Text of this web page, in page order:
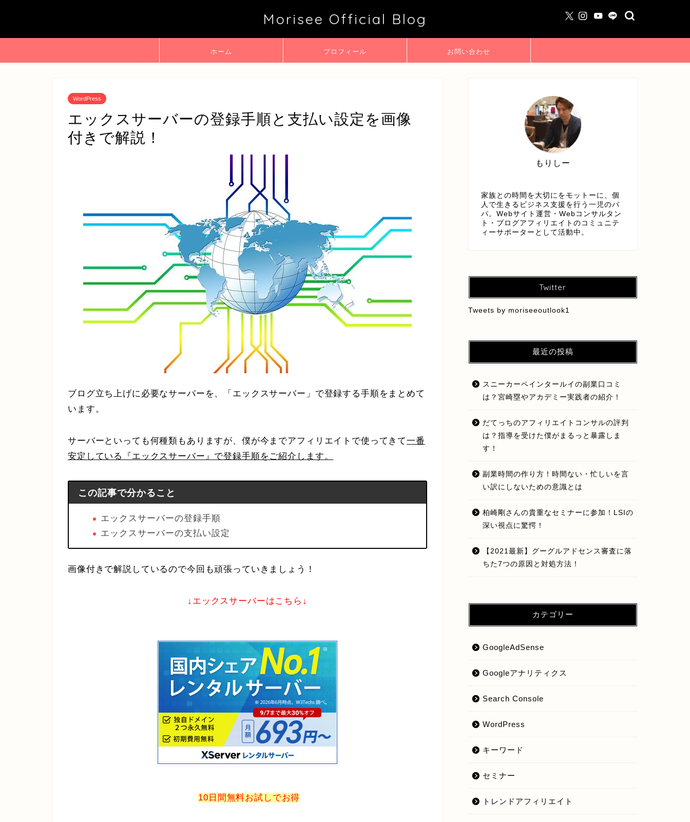
Morisee Official Blog
ホーム プロフィール お問い合わせ
WordPress
エックスサーバーの登録手順と支払い設定を画像
付きで解説！
ブログ立ち上げに必要なサーバーを、「エックスサーバー」で登録する手順をまとめて
います。
サーバーといっても何種類もありますが、僕が今までアフィリエイトで使ってきて一番
安定している『エックスサーバー』で登録手順をご紹介します。
この記事で分かること
エックスサーバーの登録手順
エックスサーバーの支払い設定
画像付きで解説しているので今回も頑張っていきましょう！
↓エックスサーバーはこちら↓
10日間無料お試しでお得
もりしー
家族との時間を大切にをモットーに、個
人で生きるビジネス支援を行う一児のパ
パ。Webサイト運営・Webコンサルタン
ト・ブログアフィリエイトのコミュニテ
ィーサポーターとして活動中。
Twitter
Tweets by moriseeoutlook1
最近の投稿
スニーカーペインタールイの副業口コミ
は？宮崎塁やアカデミー実践者の紹介！
だてっちのアフィリエイトコンサルの評判
は？指導を受けた僕がまるっと暴露しま
す！
副業時間の作り方！時間ない・忙しいを言
い訳にしないための意識とは
柏崎剛さんの貴重なセミナーに参加！LSIの
深い視点に驚愕！
【2021最新】グーグルアドセンス審査に落
ちた7つの原因と対処方法！
カテゴリー
GoogleAdSense
Googleアナリティクス
Search Console
WordPress
キーワード
セミナー
トレンドアフィリエイト